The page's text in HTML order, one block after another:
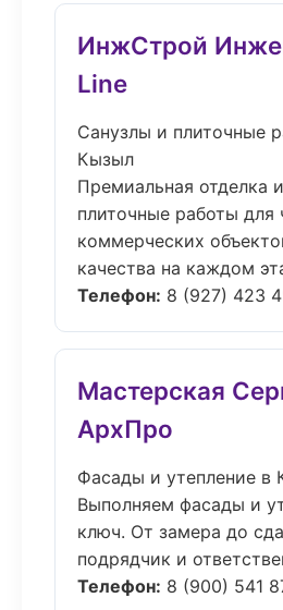
ИнжСтрой
Line
Санузлы и плиточные
Кызыл
Премиальная отделка
плиточные работы для
коммерческих
качества на каждом
Телефон: 8 (927) 423
Мастерская
АрхПро
Фасады и утепление в
Выполняем фасады и
ключ. От замера до
подрядчик и
Телефон: 8 (900) 541